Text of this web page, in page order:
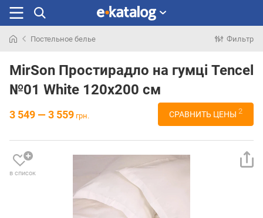
раньше
Постельное белье Фильтр
MirSon Простирадло на гумці Tencel
№01 White 120x200 см
3 549 — 3 559 грн. СРАВНИТЬ ЦЕНЫ 2
в список